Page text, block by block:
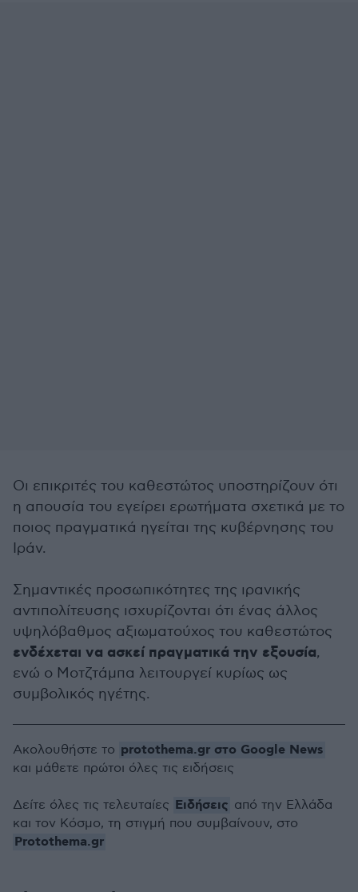
Οι επικριτές του καθεστώτος υποστηρίζουν ότι
η απουσία του εγείρει ερωτήματα σχετικά με το
ποιος πραγματικά ηγείται της κυβέρνησης του
Ιράν.
Σημαντικές προσωπικότητες της ιρανικής
αντιπολίτευσης ισχυρίζονται ότι ένας άλλος
υψηλόβαθμος αξιωματούχος του καθεστώτος
ενδέχεται να ασκεί πραγματικά την εξουσία,
ενώ ο Μοτζτάμπα λειτουργεί κυρίως ως
συμβολικός ηγέτης.
Ακολουθήστε το protothema.gr στο Google News
και μάθετε πρώτοι όλες τις ειδήσεις
Δείτε όλες τις τελευταίες Ειδήσεις από την Ελλάδα
και τον Κόσμο, τη στιγμή που συμβαίνουν, στο
Protothema.gr